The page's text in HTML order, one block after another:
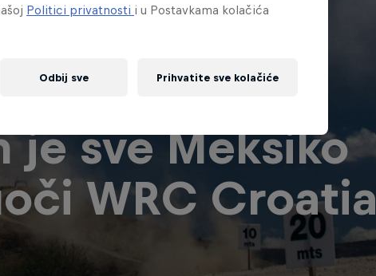
je sve Meksiko
WRC Croatia
Politici privatnosti i u Postavkama kolačića
Odbij sve Prihvatite sve kolačiće